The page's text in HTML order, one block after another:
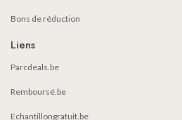
Bons de réduction
Liens
Parcdeals.be
Remboursé.be
Echantillongratuit.be